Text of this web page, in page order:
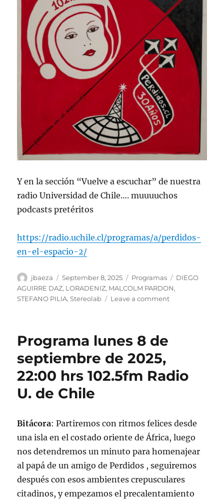
Y en la sección “Vuelve a escuchar” de nuestra
radio Universidad de Chile…. muuuuchos
podcasts pretéritos
https://radio.uchile.cl/programas/a/perdidos-
en-el-espacio-2/
Author
jbaeza
Posted
on
September 8, 2025 Categories
Programas Tags
DIEGO
AGUIRRE DAZ, LORADENIZ, MALCOLM PARDON,
STEFANO PILIA,Stereolab Leave a commenton
de
2025
Programa lunes 8 de
septiembre de 2025,
22:00 hrs 102.5fm Radio
U. de Chile
Bitácora: Partiremos con ritmos felices desde
una isla en el costado oriente de África, luego
nos detendremos un minuto para homenajear
al papá de un amigo de Perdidos , seguiremos
después con esos ambientes crepusculares
citadinos, y empezamos el precalentamiento